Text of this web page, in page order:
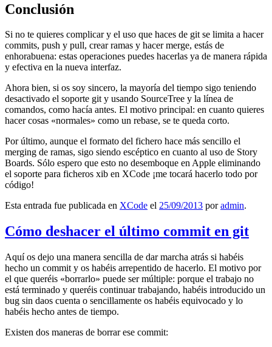
Conclusión
Si no te quieres complicar y el uso que haces de git se limita a hacer
commits, push y pull, crear ramas y hacer merge, estás de
enhorabuena: estas operaciones puedes hacerlas ya de manera rápida
y efectiva en la nueva interfaz.
Ahora bien, si os soy sincero, la mayoría del tiempo sigo teniendo
desactivado el soporte git y usando SourceTree y la línea de
comandos, como hacía antes. El motivo principal: en cuanto quieres
hacer cosas «normales» como un rebase, se te queda corto.
Por último, aunque el formato del fichero hace más sencillo el
merging de ramas, sigo siendo escéptico en cuanto al uso de Story
Boards. Sólo espero que esto no desemboque en Apple eliminando
el soporte para ficheros xib en XCode ¡me tocará hacerlo todo por
código!
Esta entrada fue publicada en XCode el 25/09/2013 poradmin.
Cómo deshacer el último commit en git
Aquí os dejo una manera sencilla de dar marcha atrás si habéis
hecho un commit y os habéis arrepentido de hacerlo. El motivo por
el que queréis «borrarlo» puede ser múltiple: porque el trabajo no
está terminado y queréis continuar trabajando, habéis introducido un
bug sin daos cuenta o sencillamente os habéis equivocado y lo
habéis hecho antes de tiempo.
Existen dos maneras de borrar ese commit: